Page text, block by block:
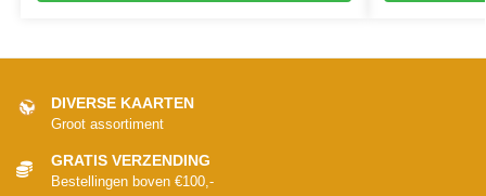
DIVERSE KAARTEN
Groot assortiment
GRATIS VERZENDING
Bestellingen boven €100,-